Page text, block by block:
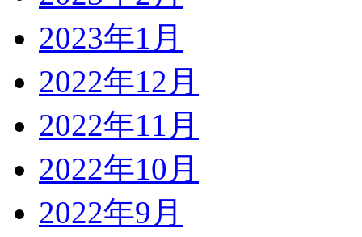
2023年1月
2022年12月
2022年11月
2022年10月
2022年9月